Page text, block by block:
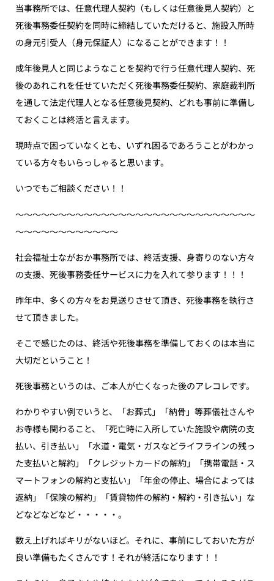
当事務所では、任意代理人契約（もしくは任意後見人契約）と
死後事務委任契約を同時に締結していただけると、施設入所時
の身元引受人（身元保証人）になることができます！！
成年後見人と同じようなことを契約で行う任意代理人契約、死
後のあれこれを任せていただく死後事務委任契約、家庭裁判所
を通して法定代理人となる任意後見契約、どれも事前に準備し
ておくことは終活と言えます。
現時点で困っていなくとも、いずれ困るであろうことがわかっ
ている方々もいらっしゃると思います。
いつでもご相談ください！！
〜〜〜〜〜〜〜〜〜〜〜〜〜〜〜〜〜〜〜〜〜〜〜〜〜〜〜〜
〜〜〜〜〜〜〜〜〜〜〜〜
社会福祉士ながおか事務所では、終活支援、身寄りのない方々
の支援、死後事務委任サービスに力を入れて参ります！！！
昨年中、多くの方々をお見送りさせて頂き、死後事務を執行さ
せて頂きました。
そこで感じたのは、終活や死後事務を準備しておくのは本当に
大切だということ！
死後事務というのは、ご本人が亡くなった後のアレコレです。
わかりやすい例でいうと、「お葬式」「納骨」等葬儀社さんや
お寺様も関わること、「死亡時に入所していた施設や病院の支
払い、引き払い」「水道・電気・ガスなどライフラインの残っ
た支払いと解約」「クレジットカードの解約」「携帯電話・ス
マートフォンの解約と支払い」「年金の停止、場合によっては
返納」「保険の解約」「賃貸物件の解約・解約・引き払い」な
どなどなどなど・・・・・。
数え上げればキリがないほど。それに、事前にしておいた方が
良い準備もたくさんです！それが終活になります！！